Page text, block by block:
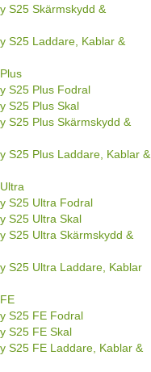
S25 Skärmskydd &
S25 Laddare, Kablar &
S25 Plus Fodral
S25 Plus Skal
S25 Plus Skärmskydd &
S25 Plus Laddare, Kablar &
S25 Ultra Fodral
S25 Ultra Skal
S25 Ultra Skärmskydd &
S25 Ultra Laddare, Kablar
S25 FE Fodral
S25 FE Skal
S25 FE Laddare, Kablar &